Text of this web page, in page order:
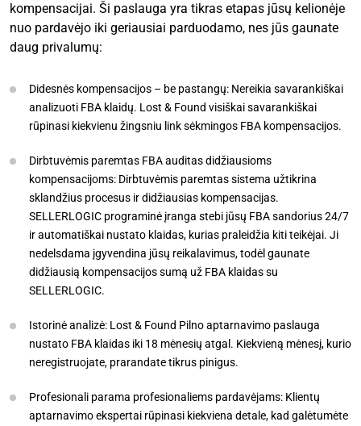
kompensacijai. Ši paslauga yra tikras etapas jūsų kelionėje
nuo pardavėjo iki geriausiai parduodamo, nes jūs gaunate
daug privalumų:
Didesnės kompensacijos – be pastangų: Nereikia savarankiškai
analizuoti FBA klaidų. Lost & Found visiškai savarankiškai
rūpinasi kiekvienu žingsniu link sėkmingos FBA kompensacijos.
Dirbtuvėmis paremtas FBA auditas didžiausioms
kompensacijoms: Dirbtuvėmis paremtas sistema užtikrina
sklandžius procesus ir didžiausias kompensacijas.
SELLERLOGIC programinė įranga stebi jūsų FBA sandorius 24/7
ir automatiškai nustato klaidas, kurias praleidžia kiti teikėjai. Ji
nedelsdama įgyvendina jūsų reikalavimus, todėl gaunate
didžiausią kompensacijos sumą už FBA klaidas su
SELLERLOGIC.
Istorinė analizė: Lost & Found Pilno aptarnavimo paslauga
nustato FBA klaidas iki 18 mėnesių atgal. Kiekvieną mėnesį, kurio
neregistruojate, prarandate tikrus pinigus.
Profesionali parama profesionaliems pardavėjams: Klientų
aptarnavimo ekspertai rūpinasi kiekviena detale, kad galėtumėte